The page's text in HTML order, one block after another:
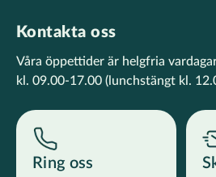
Kontakta oss
Våra öppettider är helgfria
kl. 09.00-17.00 (lunchstängt kl.
Ring oss